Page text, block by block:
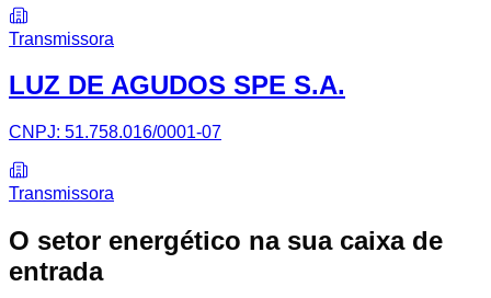
Transmissora
LUZ DE AGUDOS SPE S.A.
CNPJ: 51.758.016/0001-07
Transmissora
O setor energético na sua caixa de
entrada